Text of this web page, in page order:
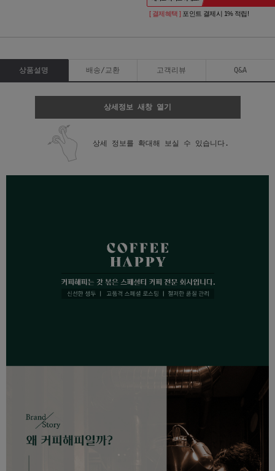
[ 결제혜택 ] 포인트 결제시 1% 적립!
상품설명 배송/교환 고객리뷰 Q&A
상세정보 새창 열기
상세 정보를 확대해 보실 수 있습니다.